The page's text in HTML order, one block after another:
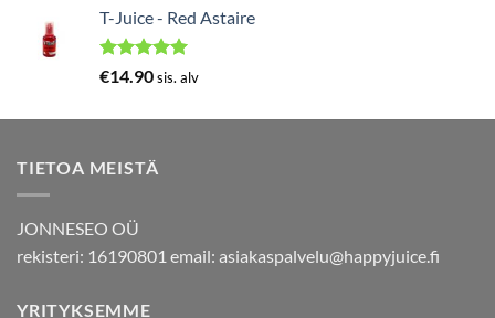
5.00
/ 5
T-Juice - Red Astaire
Arvostelu
€14.90sis. alv
TIETOA MEISTÄ
JONNESEO OÜ
rekisteri: 16190801 email: asiakaspalvelu@happyjuice.fi
YRITYKSEMME